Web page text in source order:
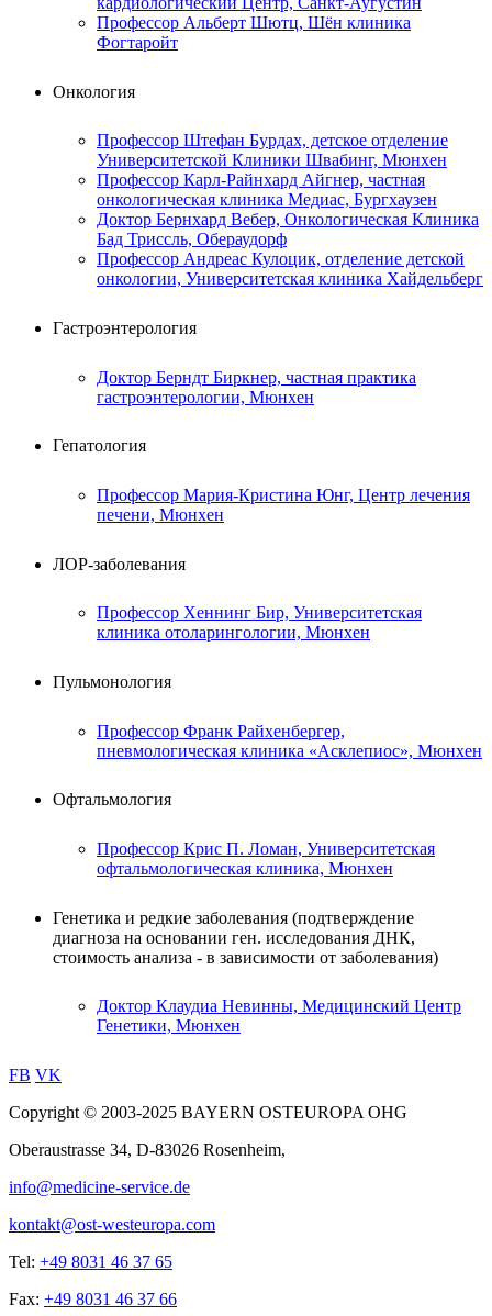
Профессор Альберт Шютц, Шён клиника
Фогтаройт
Онкология
Профессор Штефан Бурдах, детское отделение
Университетской Клиники Швабинг, Мюнхен
Профессор Карл-Райнхард Айгнер, частная
онкологическая клиника Медиас, Бургхаузен
Доктор Бернхард Вебер, Онкологическая Клиника
Бад Триссль, Обераудорф
Профессор Андреас Кулоцик, отделение детской
онкологии, Университетская клиника Хайдельберг
Гастроэнтерология
Доктор Берндт Биркнер, частная практика
гастроэнтерологии, Мюнхен
Гепатология
Профессор Мария-Кристина Юнг, Центр лечения
печени, Мюнхен
ЛОР-заболевания
Профессор Хеннинг Бир, Университетская
клиника отоларингологии, Мюнхен
Пульмонология
Профессор Франк Райхенбергер,
пневмологическая клиника «Асклепиос», Мюнхен
Офтальмология
Профессор Крис П. Ломан, Университетская
офтальмологическая клиника, Мюнхен
Генетика и редкие заболевания (подтверждение
диагноза на основании ген. исследования ДНК,
стоимость анализа - в зависимости от заболевания)
Доктор Клаудиа Невинны, Медицинский Центр
Генетики, Мюнхен
FB VK
Copyright © 2003-2025 BAYERN OSTEUROPA OHG
Oberaustrasse 34, D-83026 Rosenheim,
info@medicine-service.de
kontakt@ost-westeuropa.com
Tel: +49 8031 46 37 65
Fax: +49 8031 46 37 66